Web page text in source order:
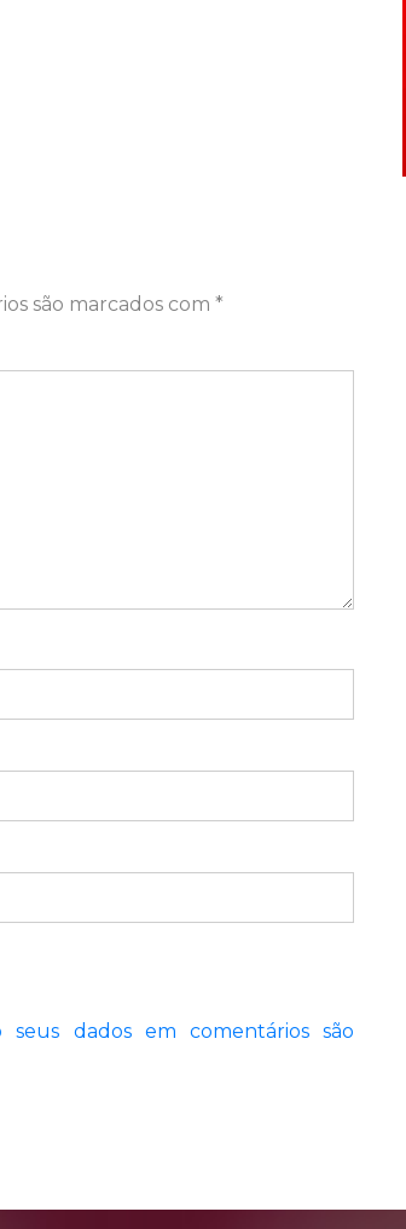
são marcados com *
seus dados em comentários são